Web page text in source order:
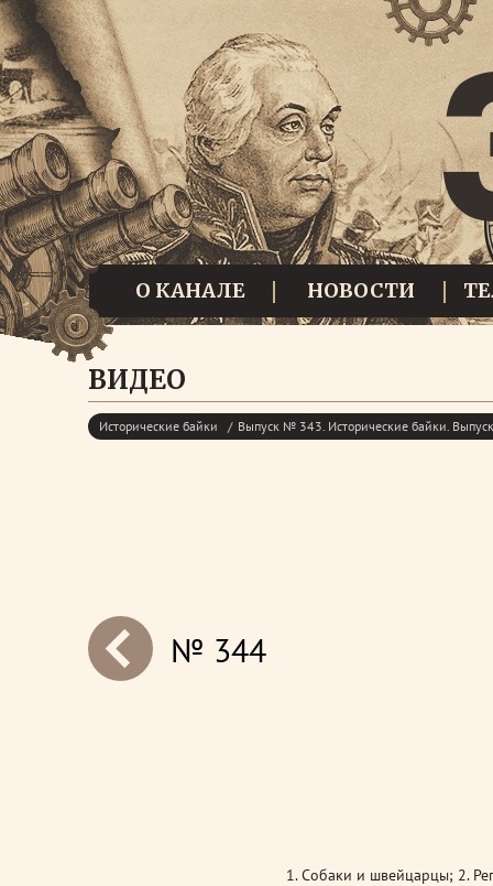
О КАНАЛЕ НОВОСТИ
ВИДЕО
Исторические байки Выпуск № 343. Исторические байки.
next№ 344
1. Собаки и швейцарцы; 2.